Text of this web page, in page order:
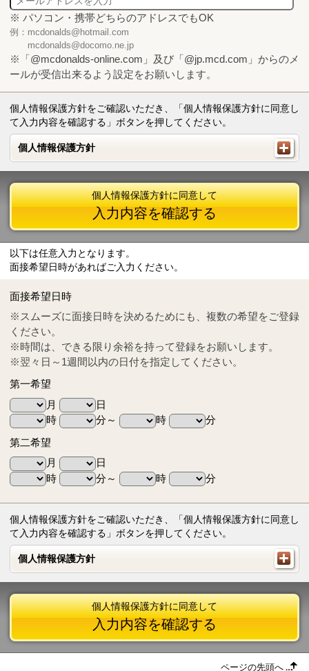
※ パソコン・携帯どちらのアドレスでもOK
例：mcdonalds@hotmail.com
mcdonalds@docomo.ne.jp
※「@mcdonalds-online.com」及び「@jp.mcd.com」からのメ
ールが受信出来るよう設定をお願いします。
個人情報保護方針をご確認いただき、「個人情報保護方針に同意し
て入力内容を確認する」ボタンを押してください。
個人情報保護方針
個人情報保護方針
Tel
0570-55-0314
個人情報保護方針に同意して
入力内容を確認する
以下は任意入力となります。
面接希望日時があればご入力ください。
面接希望日時
※スムーズに面接日時を決めるためにも、複数の希望をご登録
ください。
※時間は、できる限り余裕を持って登録をお願いします。
※翌々日～1週間以内の日付を指定してください。
第一希望
月
日
時
分～ 時
分
第二希望
月
日
時
分～ 時 分
個人情報保護方針をご確認いただき、「個人情報保護方針に同意し
て入力内容を確認する」ボタンを押してください。
個人情報保護方針
個人情報保護方針
個人情報保護方針に同意して
入力内容を確認する
ページの先頭へ